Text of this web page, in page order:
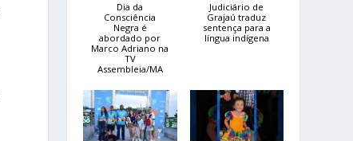
Dia da
Consciência
Negra é
abordado por
Marco Adriano na
TV
Assembleia/MA
Judiciário de
Grajaú traduz
sentença para a
língua indígena